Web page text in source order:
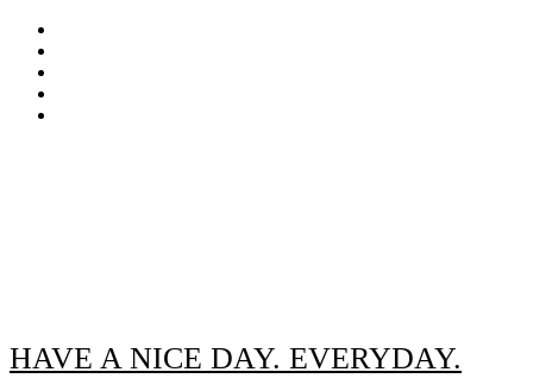
Zum
Inhalt
springen
HAVE A NICE DAY. EVERYDAY.